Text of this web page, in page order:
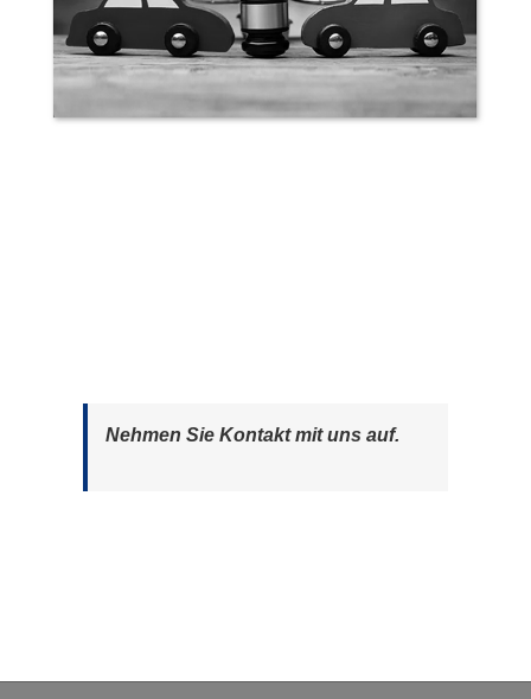
Nehmen Sie Kontakt mit uns auf.